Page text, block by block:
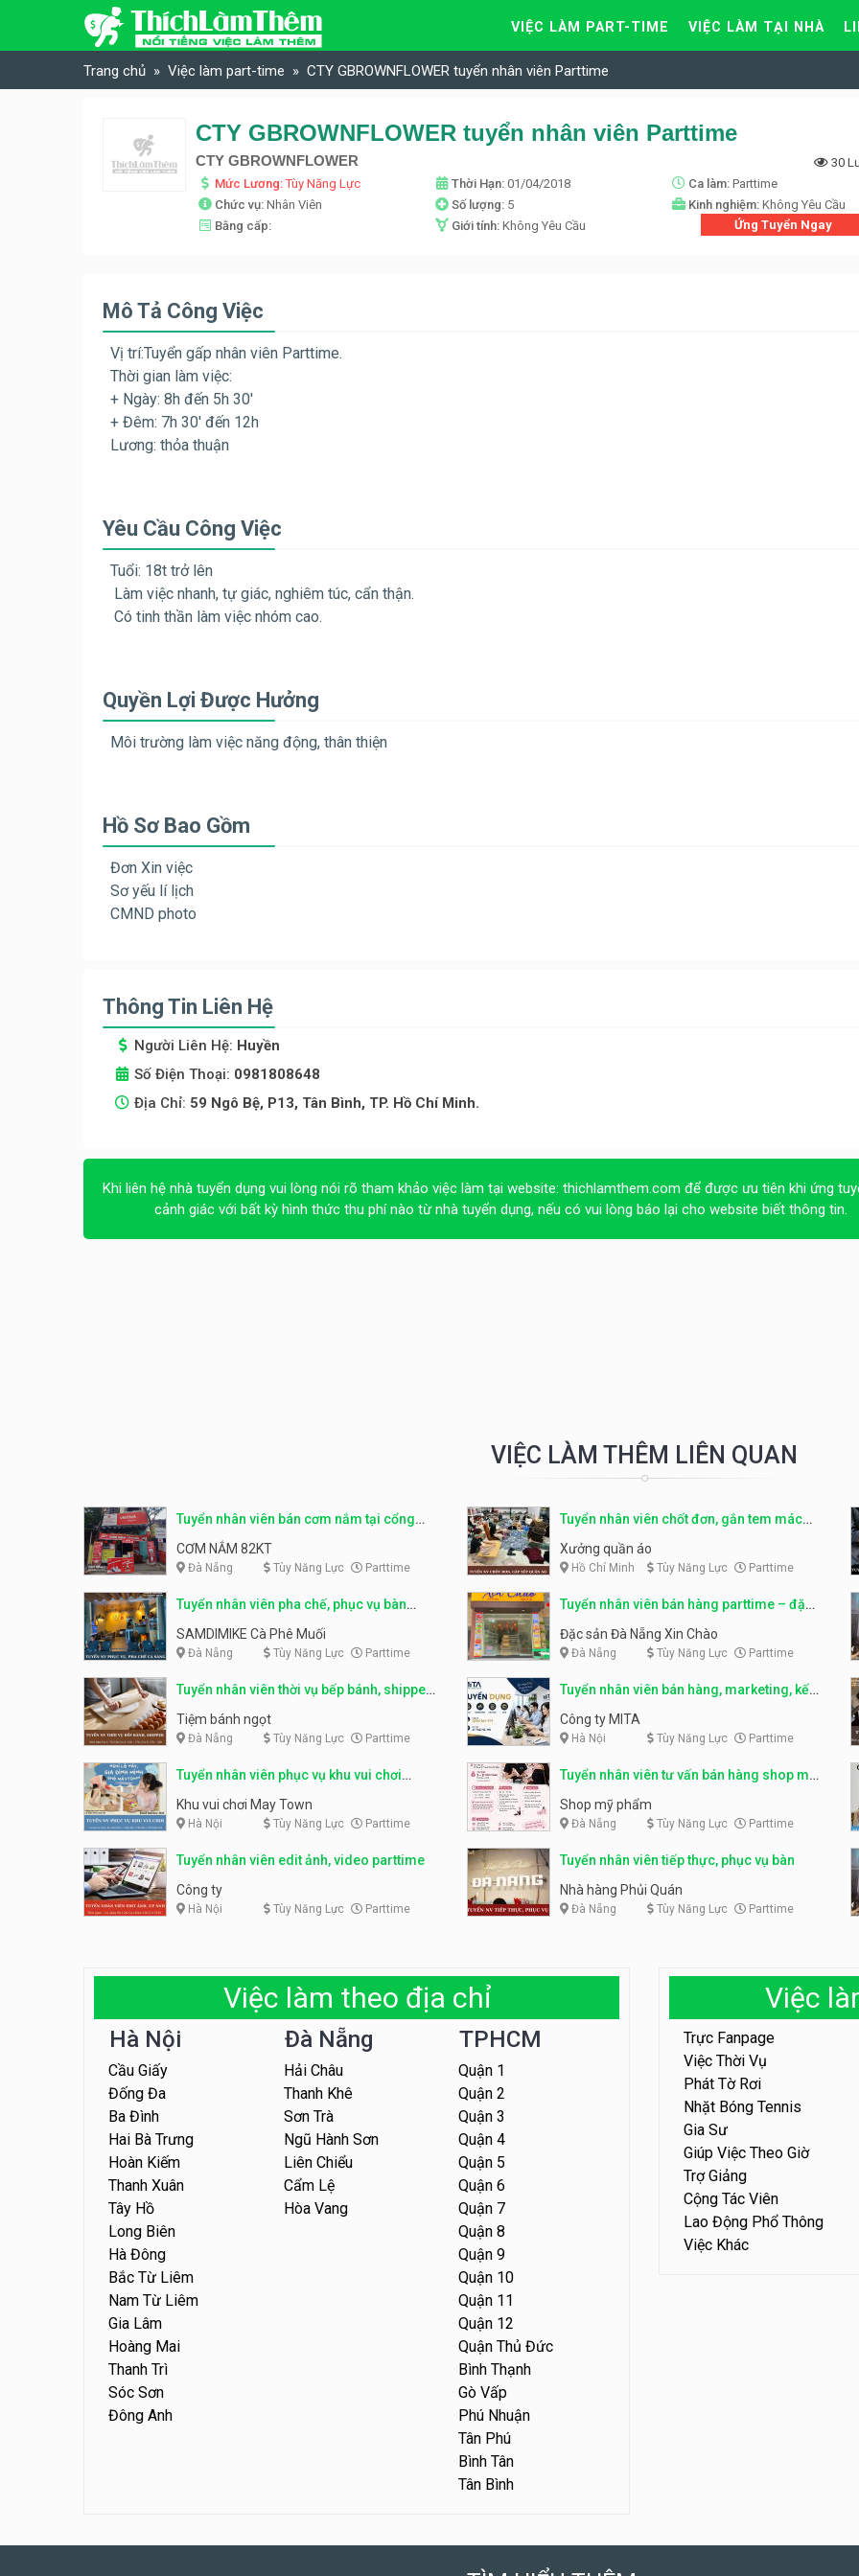
Skip to content
VIỆC LÀM PART-TIME VIỆC LÀM TẠI NHÀ
Trang chủ Việc làm part-time CTY GBROWNFLOWER tuyển nhân viên Parttime
CTY GBROWNFLOWER tuyển nhân viên Parttime
CTY GBROWNFLOWER
30
Mức Lương:Tùy Năng Lực Thời Hạn: 01/04/2018 Ca làm: Parttime
Chức vụ: Nhân Viên Số lượng: 5 Kinh nghiệm: Không Yêu Cầu
Bằng cấp:
Giới tính: Không Yêu Cầu Ứng Tuyển Ngay
Mô Tả Công Việc
Vị trí:Tuyển gấp nhân viên Parttime.
Thời gian làm việc:
+ Ngày: 8h đến 5h 30′
+ Đêm: 7h 30′ đến 12h
Lương: thỏa thuận
Yêu Cầu Công Việc
Tuổi: 18t trở lên
Làm việc nhanh, tự giác, nghiêm túc, cẩn thận.
Có tinh thần làm việc nhóm cao.
Quyền Lợi Được Hưởng
Môi trường làm việc năng động, thân thiện
Hồ Sơ Bao Gồm
Đơn Xin việc
Sơ yếu lí lịch
CMND photo
Thông Tin Liên Hệ
Người Liên Hệ: Huyền
Số Điện Thoại: 0981808648
Địa Chỉ: 59 Ngô Bệ, P13, Tân Bình, TP. Hồ Chí Minh.
Khi liên hệ nhà tuyển dụng vui lòng nói rõ tham khảo việc làm tại website: thichlamthem.com để được ưu tiên khi ứng
cảnh giác với bất kỳ hình thức thu phí nào từ nhà tuyển dụng, nếu có vui lòng báo lại cho website biết thông tin.
VIỆC LÀM THÊM LIÊN QUAN
Tuyển nhân viên bán cơm nắm tại cổng
trường
CƠM NẮM 82KT
Đà Nẵng Tùy Năng Lực Parttime
Tuyển nhân viên chốt đơn, gắn tem mác
sản phẩm
Xưởng quần áo
Hồ Chí Minh Tùy Năng Lực Parttime
Tuyển nhân viên pha chế, phục vụ bàn
parttime
SAMDIMIKE Cà Phê Muối
Đà Nẵng Tùy Năng Lực Parttime
Tuyển nhân viên bán hàng parttime – đặc
sản Đà Nẵng
Đặc sản Đà Nẵng Xin Chào
Đà Nẵng Tùy Năng Lực Parttime
Tuyển nhân viên thời vụ bếp bánh, shipper
parttime
Tiệm bánh ngọt
Đà Nẵng Tùy Năng Lực Parttime
Tuyển nhân viên bán hàng, marketing, kế
toán, kho – parttime, fulltime
Công ty MITA
Hà Nội Tùy Năng Lực Parttime
Tuyển nhân viên phục vụ khu vui chơi
parttime linh động
Khu vui chơi May Town
Hà Nội Tùy Năng Lực Parttime
Tuyển nhân viên tư vấn bán hàng shop mỹ
phẩm
Shop mỹ phẩm
Đà Nẵng Tùy Năng Lực Parttime
Tuyển nhân viên edit ảnh, video parttime
Công ty
Hà Nội Tùy Năng Lực Parttime
Tuyển nhân viên tiếp thực, phục vụ bàn
Nhà hàng Phủi Quán
Đà Nẵng Tùy Năng Lực Parttime
Việc làm theo địa chỉ
Hà Nội
Cầu Giấy
Đống Đa
Ba Đình
Hai Bà Trưng
Hoàn Kiếm
Thanh Xuân
Tây Hồ
Long Biên
Hà Đông
Bắc Từ Liêm
Nam Từ Liêm
Gia Lâm
Hoàng Mai
Thanh Trì
Sóc Sơn
Đông Anh
Đà Nẵng
Hải Châu
Thanh Khê
Sơn Trà
Ngũ Hành Sơn
Liên Chiểu
Cẩm Lệ
Hòa Vang
TPHCM
Quận 1
Quận 2
Quận 3
Quận 4
Quận 5
Quận 6
Quận 7
Quận 8
Quận 9
Quận 10
Quận 11
Quận 12
Quận Thủ Đức
Bình Thạnh
Gò Vấp
Phú Nhuận
Tân Phú
Bình Tân
Tân Bình
Việc
Trực Fanpage
Việc Thời Vụ
Phát Tờ Rơi
Nhặt Bóng Tennis
Gia Sư
Giúp Việc Theo Giờ
Trợ Giảng
Cộng Tác Viên
Lao Động Phổ Thông
Việc Khác